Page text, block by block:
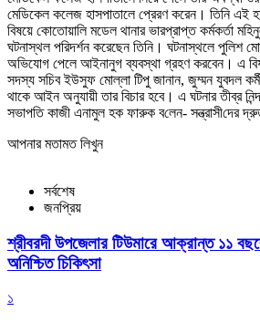
মেডিকেল কলেজ হাসপাতালে প্রেরণ করেন। তিনি এই
বিষয়ে কোতোয়ালি মডেল থানার ভারপ্রাপ্ত কর্মকর্তা
ঘটনাস্থল পরিদর্শন করেছেন তিনি। ঘটনাস্থলে পুলিশ
অভিযোগ পেলে আইনানুগ ব্যবস্থা গ্রহণ করবেন। এ
সদস্য সচিব ইউসুফ মোল্লা টিপু জানান, জুম্মন যুবদল
থাকে আইন অনুযায়ী তার বিচার হবে। এ ঘটনার তীব্র
সভাপ‌তি কাজী এনামুল হক ফারুক ব‌লেন- সন্ত্রাসী‌দের
আপনার মতামত লিখুন
সর্বশেষ
জনপ্রিয়
শ্রীবরদী উপজেলার টিউমারে আক্রান্ত ১১
অনিশ্চিত চিকিৎসা
১